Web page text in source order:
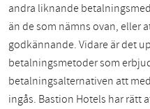
andra liknande
än de som nämns ovan, eller
godkännande. Vidare är det
betalningsmetoder som
betalningsalternativen att
ingås. Bastion Hotels har rätt